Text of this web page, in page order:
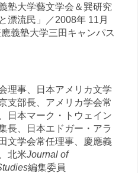
塾大学藝文学会＆巽研究
漂流民」／2008年 11月
義塾大学三田キャンパス
理事、日本アメリカ文学
支部長、アメリカ学会常
日本マーク・トウェイン
長、日本エドガー・アラ
文学会常任理事、慶應義
北米Journal of
編集委員